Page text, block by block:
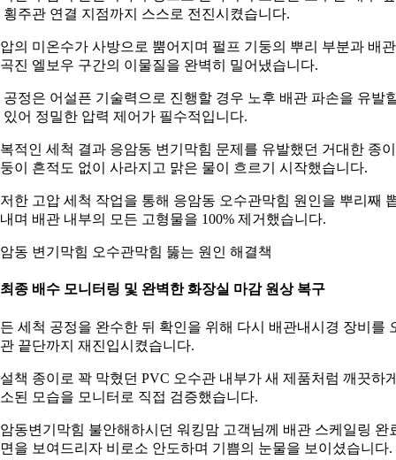
횡주관 연결 지점까지 스스로 전진시켰습니다.
의 미온수가 사방으로 뿜어지며 펄프 기둥의 뿌리 부분과 배관
진 엘보우 구간의 이물질을 완벽히 밀어냈습니다.
공정은 어설픈 기술력으로 진행할 경우 노후 배관 파손을 유발
있어 정밀한 압력 제어가 필수적입니다.
적인 세척 결과 응암동 변기막힘 문제를 유발했던 거대한 종이
이 흔적도 없이 사라지고 맑은 물이 흐르기 시작했습니다.
한 고압 세척 작업을 통해 응암동 오수관막힘 원인을 뿌리째
며 배관 내부의 모든 고형물을 100% 제거했습니다.
동 변기막힘 오수관막힘 뚫는 원인 해결책
종 배수 모니터링 및 완벽한 화장실 마감 원상 복구
세척 공정을 완수한 뒤 확인을 위해 다시 배관내시경 장비를
끝단까지 재진입시켰습니다.
책 종이로 꽉 막혔던 PVC 오수관 내부가 새 제품처럼 깨끗하
된 모습을 모니터로 직접 검증했습니다.
동변기막힘 불안해하시던 워킹맘 고객님께 배관 스케일링 완
을 보여드리자 비로소 안도하며 기쁨의 눈물을 보이셨습니다.